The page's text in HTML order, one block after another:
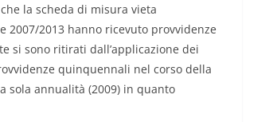
la scheda di misura vieta
2007/2013 hanno ricevuto provvidenze
si sono ritirati dall’applicazione dei
quinquennali nel corso della
sola annualità (2009) in quanto